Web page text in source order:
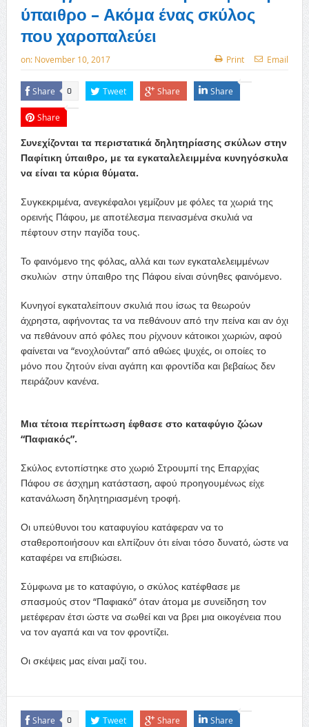
ύπαιθρο – Ακόμα ένας σκύλος
που χαροπαλεύει
on: November 10, 2017 Print Email
Share 0 Tweet Share Share
Share
Συνεχίζονται τα περιστατικά δηλητηρίασης σκύλων στην
Παφίτικη ύπαιθρο, με τα εγκαταλελειμμένα κυνηγόσκυλα
να είναι τα κύρια θύματα.
Συγκεκριμένα, ανεγκέφαλοι γεμίζουν με φόλες τα χωριά της
ορεινής Πάφου, με αποτέλεσμα πεινασμένα σκυλιά να
πέφτουν στην παγίδα τους.
Το φαινόμενο της φόλας, αλλά και των εγκαταλελειμμένων
σκυλιών στην ύπαιθρο της Πάφου είναι σύνηθες φαινόμενο.
Κυνηγοί εγκαταλείπουν σκυλιά που ίσως τα θεωρούν
άχρηστα, αφήνοντας τα να πεθάνουν από την πείνα και αν όχι
να πεθάνουν από φόλες που ρίχνουν κάτοικοι χωριών, αφού
φαίνεται να “ενοχλούνται” από αθώες ψυχές, οι οποίες το
μόνο που ζητούν είναι αγάπη και φροντίδα και βεβαίως δεν
πειράζουν κανένα.
Μια τέτοια περίπτωση έφθασε στο καταφύγιο ζώων
“Παφιακός”.
Σκύλος εντοπίστηκε στο χωριό Στρουμπί της Επαρχίας
Πάφου σε άσχημη κατάσταση, αφού προηγουμένως είχε
κατανάλωση δηλητηριασμένη τροφή.
Οι υπεύθυνοι του καταφυγίου κατάφεραν να το
σταθεροποιήσουν και ελπίζουν ότι είναι τόσο δυνατό, ώστε να
καταφέρει να επιβιώσει.
Σύμφωνα με το καταφύγιο, ο σκύλος κατέφθασε με
σπασμούς στον “Παφιακό” όταν άτομα με συνείδηση τον
μετέφεραν έτσι ώστε να σωθεί και να βρει μια οικογένεια που
να τον αγαπά και να τον φροντίζει.
Οι σκέψεις μας είναι μαζί του.
Share 0 Tweet Share Share